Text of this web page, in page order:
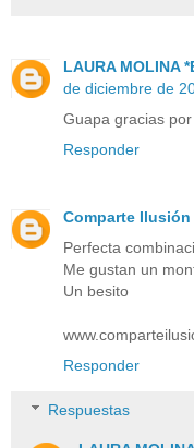
LAURA MOLINA
de diciembre de
Guapa gracias
Responder
Comparte Ilusión
Perfecta
Me gustan un
Un besito
Responder
Respuestas